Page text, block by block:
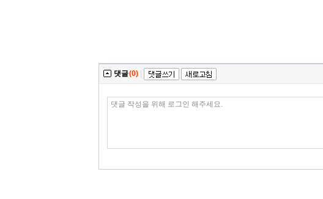
댓글(0) |